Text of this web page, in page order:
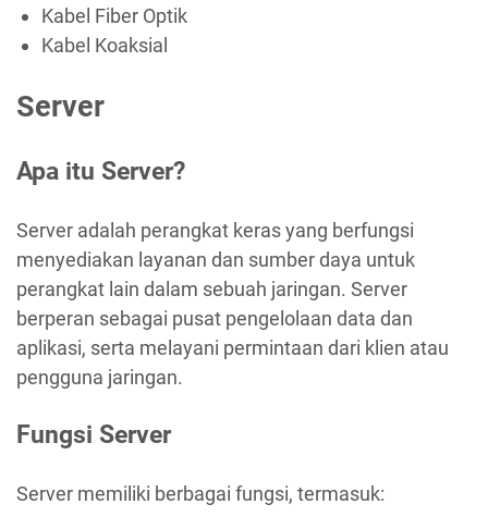
Kabel Fiber Optik
Kabel Koaksial
Server
Apa itu Server?
Server adalah perangkat keras yang berfungsi
menyediakan layanan dan sumber daya untuk
perangkat lain dalam sebuah jaringan. Server
berperan sebagai pusat pengelolaan data dan
aplikasi, serta melayani permintaan dari klien atau
pengguna jaringan.
Fungsi Server
Server memiliki berbagai fungsi, termasuk: